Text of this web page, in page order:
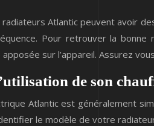
Atlantic peuvent avoir
Pour retrouver la
sur l’appareil. Assurez
de son
Atlantic est généralement
le modèle de votre